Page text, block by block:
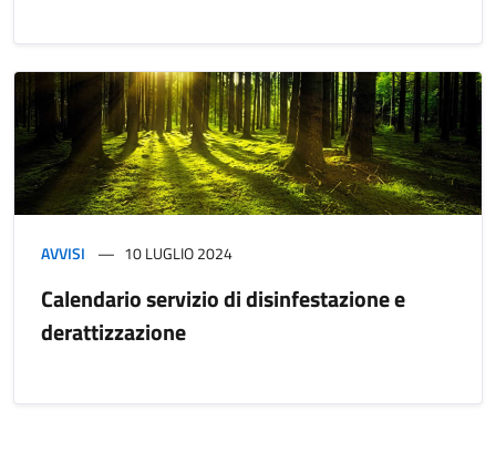
AVVISI 10 LUGLIO 2024
Calendario servizio di disinfestazione e
derattizzazione